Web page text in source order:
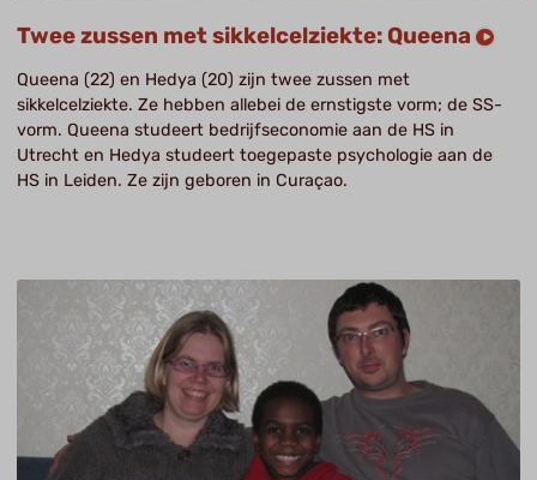
Twee zussen met sikkelcelziekte: Queena
Queena (22) en Hedya (20) zijn twee zussen met
sikkelcelziekte. Ze hebben allebei de ernstigste vorm; de SS-
vorm. Queena studeert bedrijfseconomie aan de HS in
Utrecht en Hedya studeert toegepaste psychologie aan de
HS in Leiden. Ze zijn geboren in Curaçao.